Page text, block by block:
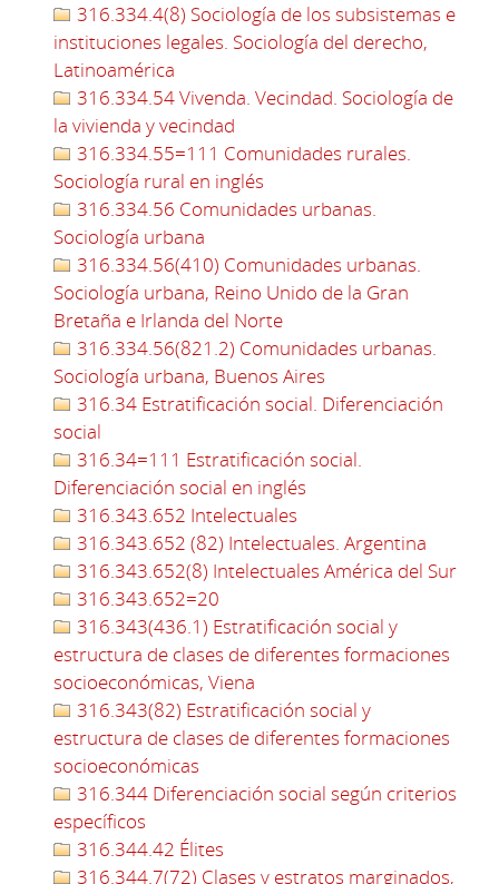
316.334.4(8) Sociología de los subsistemas e
instituciones legales. Sociología del derecho,
Latinoamérica
316.334.54 Vivenda. Vecindad. Sociología de
la vivienda y vecindad
316.334.55=111 Comunidades rurales.
Sociología rural en inglés
316.334.56 Comunidades urbanas.
Sociología urbana
316.334.56(410) Comunidades urbanas.
Sociología urbana, Reino Unido de la Gran
Bretaña e Irlanda del Norte
316.334.56(821.2) Comunidades urbanas.
Sociología urbana, Buenos Aires
316.34 Estratificación social. Diferenciación
social
316.34=111 Estratificación social.
Diferenciación social en inglés
316.343.652 Intelectuales
316.343.652 (82) Intelectuales. Argentina
316.343.652(8) Intelectuales América del Sur
316.343.652=20
316.343(436.1) Estratificación social y
estructura de clases de diferentes formaciones
socioeconómicas, Viena
316.343(82) Estratificación social y
estructura de clases de diferentes formaciones
socioeconómicas
316.344 Diferenciación social según criterios
específicos
316.344.42 Élites
316.344.7(72) Clases y estratos marginados,